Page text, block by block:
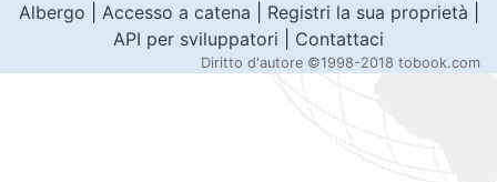
Albergo
Accesso a catena Registri la sua proprietà
API per sviluppatori
Contattaci
Diritto d'autore ©1998-2018 tobook.com